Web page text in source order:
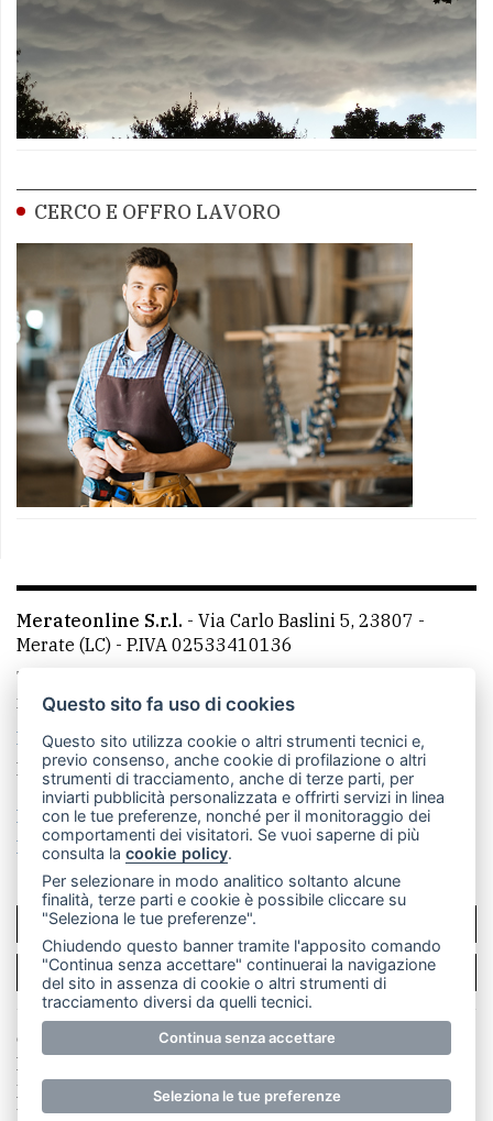
CERCO E OFFRO LAVORO
Merateonline S.r.l. - Via Carlo Baslini 5, 23807 -
Merate (LC) - P.IVA 02533410136
Telefono:
mail: redazione@merateonline.it
La redazione
CasateOnline LeccoOnline
RSS
Made by VIP
Privacy policy
Cookie policy
Rivedi le tue scelte sui cookie
SCRIVICI
PER LA TUA PUBBLICITÀ
© Copyright Merateonline S.r.l. - Tutti i diritti riservati.
E' proibita la riproduzione e pubblicazione anche
parziale di testi, articoli e immagini senza la
preventiva autorizzazione scritta dell'editore. RI Lecco
Questo sito fa uso di cookies
Questo sito utilizza cookie o altri strumenti tecnici e,
previo consenso, anche cookie di profilazione o altri
strumenti di tracciamento, anche di terze parti, per
inviarti pubblicità personalizzata e offrirti servizi in linea
con le tue preferenze, nonché per il monitoraggio dei
comportamenti dei visitatori. Se vuoi saperne di più
consulta lacookie policy.
Per selezionare in modo analitico soltanto alcune
finalità, terze parti e cookie è possibile cliccare su
"Seleziona le tue preferenze".
Chiudendo questo banner tramite l'apposito comando
"Continua senza accettare" continuerai la navigazione
del sito in assenza di cookie o altri strumenti di
tracciamento diversi da quelli tecnici.
Continua senza accettare
Seleziona le tue preferenze